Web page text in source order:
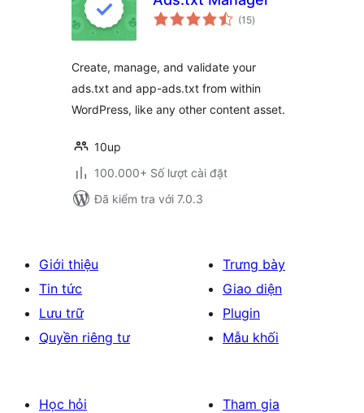
(15tổng
đánh
)
Create, manage, and validate your
ads.txt and app-ads.txt from within
WordPress, like any other content asset.
10up
100.000+ Số lượt cài đặt
Đã kiểm tra với 7.0.3
Giới thiệu
Tin tức
Lưu trữ
Quyền riêng tư
Trưng bày
Giao diện
Plugin
Mẫu khối
Học hỏi
Tham gia